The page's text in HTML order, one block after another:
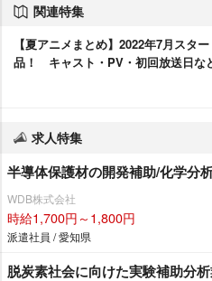
関連特集
【夏アニメまとめ】2022年7月スタ
品！ キャスト・PV・初回放送日な
求人特集
半導体保護材の開発補助/化学分
WDB株式会社
時給1,700円～1,800円
派遣社員 / 愛知県
脱炭素社会に向けた実験補助分